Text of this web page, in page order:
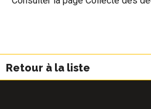
Retour à la liste